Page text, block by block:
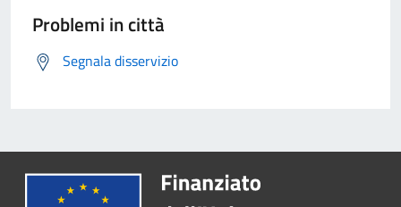
Problemi in città
Segnala disservizio